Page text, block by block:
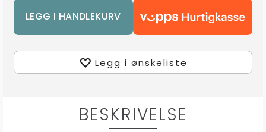
Legg i ønskeliste
BESKRIVELSE